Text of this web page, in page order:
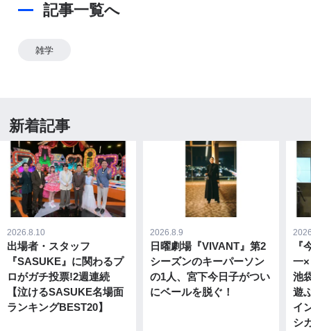
記事一覧へ
雑学
新着記事
出場者・スタッフ
『SASUKE』に関わるプ
ロがガチ投票!2週連続
【泣けるSASUKE名場面
ランキングBEST20】
2026.8.10
日曜劇場『VIVANT』第2
シーズンのキーパーソン
の1人、宮下今日子がつい
にベールを脱ぐ！
2026.8.9
『
一
池
遊
イ
シ